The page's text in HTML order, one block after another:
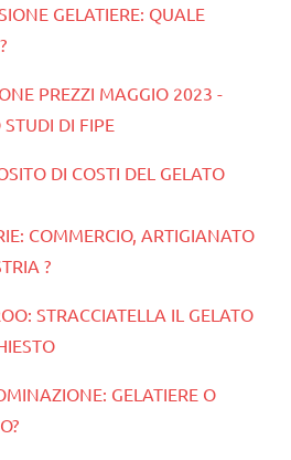
GELATIERE: QUALE
PREZZI MAGGIO 2023 -
STUDI DI FIPE
DI COSTI DEL GELATO
COMMERCIO, ARTIGIANATO
?
STRACCIATELLA IL GELATO
GELATIERE O